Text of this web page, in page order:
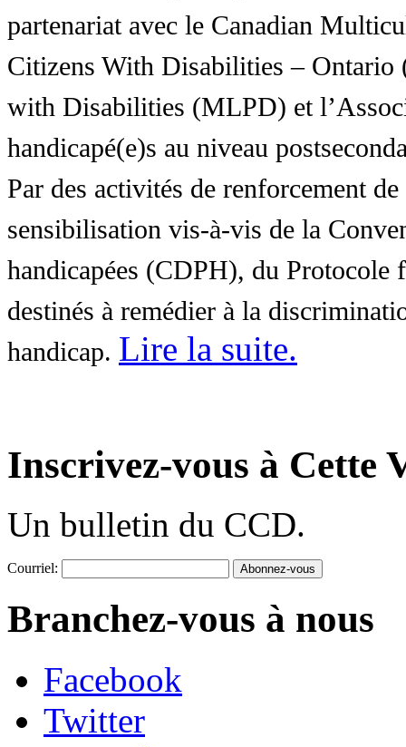
partenariat avec le Canadian
Citizens With Disabilities – Ontario
with Disabilities (MLPD) et
handicapé(e)s au niveau
Par des activités de renforcement
sensibilisation vis-à-vis de la
handicapées (CDPH), du Protocole
destinés à remédier à la
handicap. Lire la suite.
Inscrivez-vous à Cette
Un bulletin du CCD.
Courriel:
Branchez-vous à nous
Facebook
Twitter